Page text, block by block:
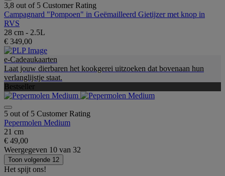
3,8 out of 5 Customer Rating
Campagnard "Pompoen" in Geëmailleerd Gietijzer met knop in
RVS
28 cm - 2.5L
€ 349,00
e-Cadeaukaarten
Laat jouw dierbaren het kookgerei uitzoeken dat bovenaan hun
verlanglijstje staat.
Bestseller
5 out of 5 Customer Rating
Pepermolen Medium
21 cm
€ 49,00
Weergegeven 10 van 32
Toon volgende 12
Het spijt ons!